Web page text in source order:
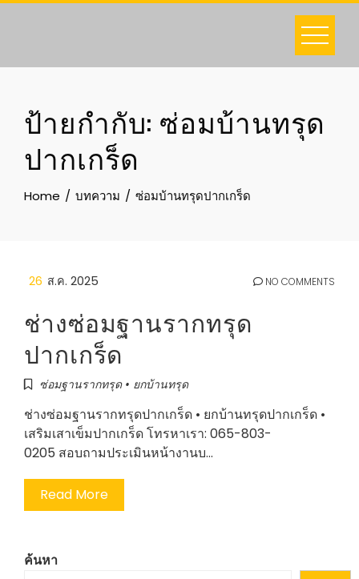
Skip
ป้ายกำกับ: ซ่อมบ้านทรุด
ปากเกร็ด
Home บทความ ซ่อมบ้านทรุดปากเกร็ด
26 ส.ค. 2025 NO COMMENTS
ช่างซ่อมฐานรากทรุด
ปากเกร็ด
ซ่อมฐานรากทรุด • ยกบ้านทรุด
ช่างซ่อมฐานรากทรุดปากเกร็ด • ยกบ้านทรุดปากเกร็ด •
เสริมเสาเข็มปากเกร็ด โทรหาเรา: 065-803-
0205 สอบถามประเมินหน้างานบ…
Read More
ค้นหา